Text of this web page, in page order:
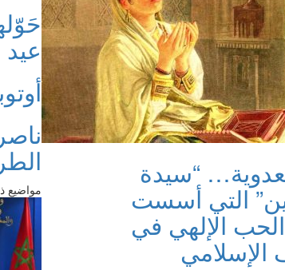
أوتوبيس
مواضيع “سيدة
التي أسست
الإلهي في
الإسلامي